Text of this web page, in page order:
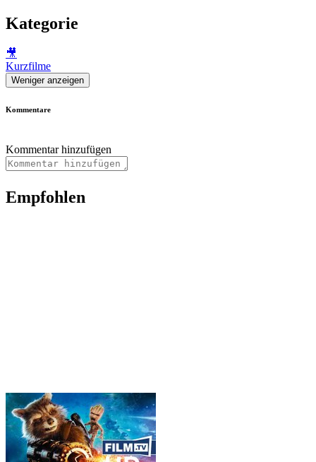
Kategorie
🎥
Kurzfilme
Weniger anzeigen
Kommentare
Kommentar hinzufügen
Empfohlen